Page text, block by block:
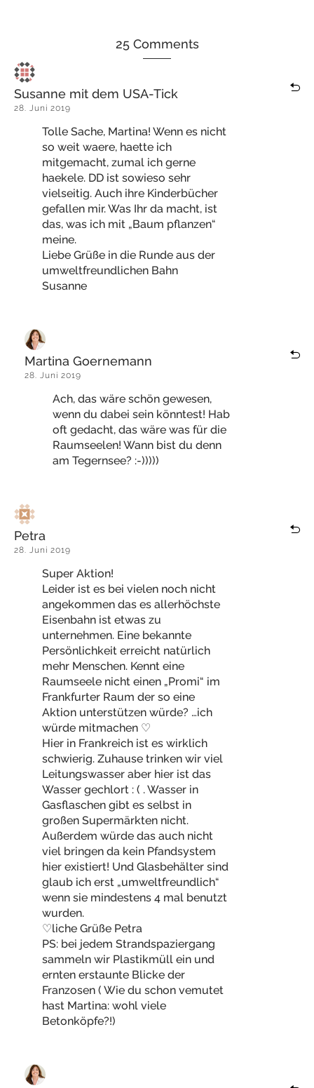
25 Comments
Susanne mit dem USA-Tick
28. Juni 2019
Tolle Sache, Martina! Wenn es nicht
so weit waere, haette ich
mitgemacht, zumal ich gerne
haekele. DD ist sowieso sehr
vielseitig. Auch ihre Kinderbücher
gefallen mir. Was Ihr da macht, ist
das, was ich mit „Baum pflanzen“
meine.
Liebe Grüße in die Runde aus der
umweltfreundlichen Bahn
Susanne
Martina Goernemann
28. Juni 2019
Ach, das wäre schön gewesen,
wenn du dabei sein könntest! Hab
oft gedacht, das wäre was für die
Raumseelen! Wann bist du denn
am Tegernsee? :-)))))
Petra
28. Juni 2019
Super Aktion!
Leider ist es bei vielen noch nicht
angekommen das es allerhöchste
Eisenbahn ist etwas zu
unternehmen. Eine bekannte
Persönlichkeit erreicht natürlich
mehr Menschen. Kennt eine
Raumseele nicht einen „Promi“ im
Frankfurter Raum der so eine
Aktion unterstützen würde? …ich
würde mitmachen ♡
Hier in Frankreich ist es wirklich
schwierig. Zuhause trinken wir viel
Leitungswasser aber hier ist das
Wasser gechlort : ( . Wasser in
Gasflaschen gibt es selbst in
großen Supermärkten nicht.
Außerdem würde das auch nicht
viel bringen da kein Pfandsystem
hier existiert! Und Glasbehälter sind
glaub ich erst „umweltfreundlich“
wenn sie mindestens 4 mal benutzt
wurden.
♡liche Grüße Petra
PS: bei jedem Strandspaziergang
sammeln wir Plastikmüll ein und
ernten erstaunte Blicke der
Franzosen ( Wie du schon vemutet
hast Martina: wohl viele
Betonköpfe?!)